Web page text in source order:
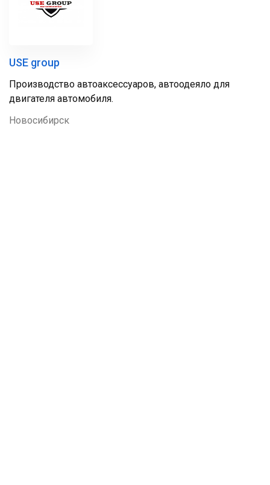
USE group
Производство автоаксессуаров, автоодеяло для
двигателя автомобиля.
Новосибирск